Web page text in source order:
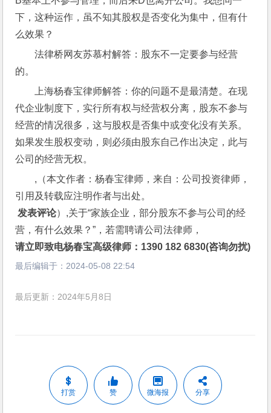
下，这种运作，虽不知其股权是否变化为集中，但有什
么效果？
法律桥网友苏慕村解答：股东不一定要参与经营
的。
上海杨春宝律师解答：你的问题不是最清楚。在现
代企业制度下，实行所有权与经营权分离，股东不参与
经营的情况很多，这与股权是否集中或变化没有关系。
如果发生股权变动，则必须由股东自己作出决定，此与
公司的经营无权。
,（本文作者：杨春宝律师，来自：公司投资律师，
引用及转载应注明作者与出处。
发表评论）,关于“家族企业，部分股东不参与公司的经
营，有什么效果？”，若需聘请公司法律师，
请立即致电杨春宝高级律师：1390 182 6830(咨询勿扰)
最后编辑于： 2024-05-08 22:54
最后更新：2024年5月8日
打赏 赞 微海报 分享